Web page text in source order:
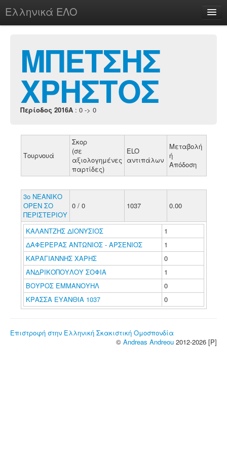
Ελληνικά ΕΛΟ
chesstu.be @ discord
Login
ΜΠΕΤΣΗΣ
ΧΡΗΣΤΟΣ
Περίοδος 2016A : 0 -> 0
Τουρνουά
Σκορ
(σε
αξιολογημένες
παρτίδες)
ELO
αντιπάλων
Μεταβολή
ή
Απόδοση
3ο ΝΕΑΝΙΚΟ
ΟΡΕΝ ΣΟ
ΠΕΡΙΣΤΕΡΙΟΥ
0 / 0 1037 0.00
ΚΑΛΑΝΤΖΗΣ ΔΙΟΝΥΣΙΟΣ
1
ΔΑΦΕΡΕΡΑΣ ΑΝΤΩΝΙΟΣ - ΑΡΣΕΝΙΟΣ
1
ΚΑΡΑΓΙΑΝΝΗΣ ΧΑΡΗΣ
0
ΑΝΔΡΙΚΟΠΟΥΛΟΥ ΣΟΦΙΑ
1
ΒΟΥΡΟΣ ΕΜΜΑΝΟΥΗΛ
0
ΚΡΑΣΣΑ ΕΥΑΝΘΙΑ 1037
0
Επιστροφή στην Ελληνική Σκακιστική Ομοσπονδία
© Andreas Andreou 2012-2026 [P]